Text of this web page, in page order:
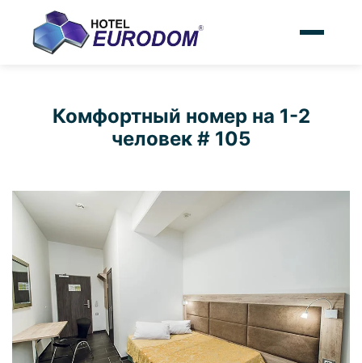
Комфортный номер на 1-2
человек # 105